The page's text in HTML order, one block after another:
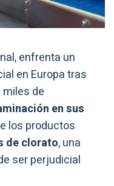
enfrenta un
en Europa tras
de
en sus
los productos
de clorato, una
ser perjudicial